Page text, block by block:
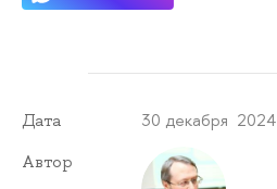
Дата 30 декабря 2024
Автор